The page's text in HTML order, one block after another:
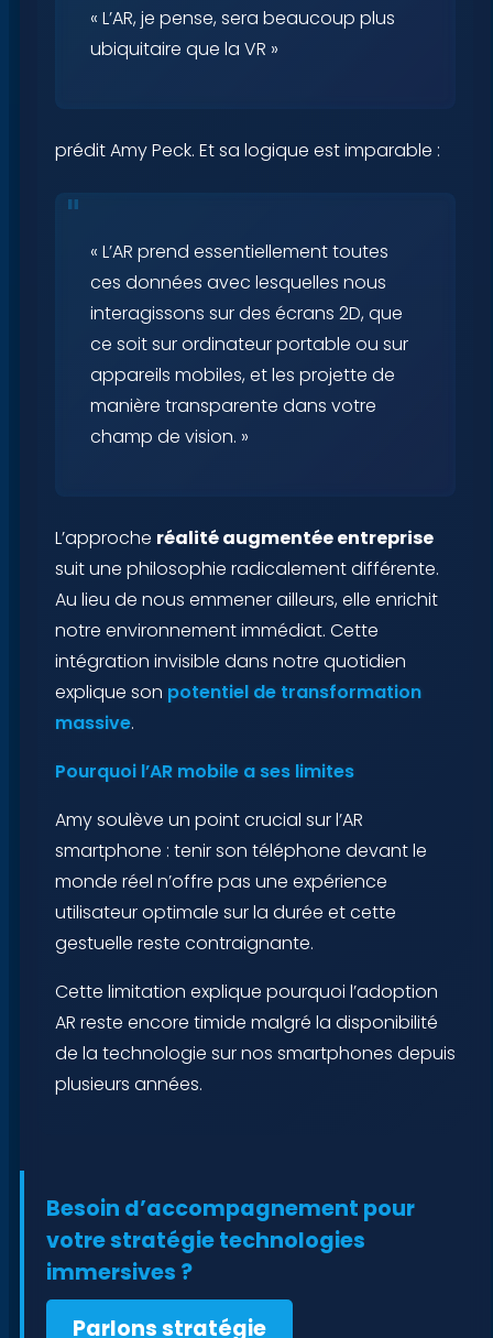
« L’AR, je pense, sera beaucoup plus
ubiquitaire que la VR »
prédit Amy Peck. Et sa logique est imparable :
« L’AR prend essentiellement toutes
ces données avec lesquelles nous
interagissons sur des écrans 2D, que
ce soit sur ordinateur portable ou sur
appareils mobiles, et les projette de
manière transparente dans votre
champ de vision. »
L’approche réalité augmentée entreprise
suit une philosophie radicalement différente.
Au lieu de nous emmener ailleurs, elle enrichit
notre environnement immédiat. Cette
intégration invisible dans notre quotidien
explique son potentiel de transformation
massive.
Pourquoi l’AR mobile a ses limites
Amy soulève un point crucial sur l’AR
smartphone : tenir son téléphone devant le
monde réel n’offre pas une expérience
utilisateur optimale sur la durée et cette
gestuelle reste contraignante.
Cette limitation explique pourquoi l’adoption
AR reste encore timide malgré la disponibilité
de la technologie sur nos smartphones depuis
plusieurs années.
Besoin d’accompagnement pour
votre stratégie technologies
immersives ?
Parlons stratégie